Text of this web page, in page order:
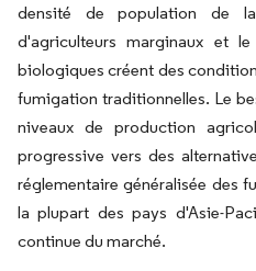
densité de population de
d'agriculteurs marginaux et
biologiques créent des
fumigation traditionnelles. Le
niveaux de production
progressive vers des
réglementaire généralisée des
la plupart des pays d'Asie-
continue du marché.